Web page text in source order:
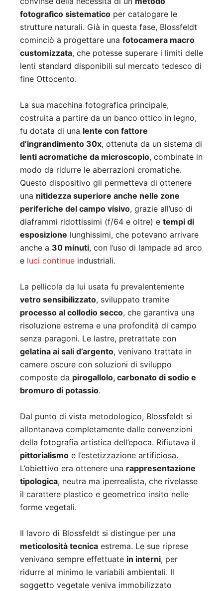
fotografico sistematico per catalogare le
strutture naturali. Già in questa fase, Blossfeldt
cominciò a progettare una fotocamera macro
customizzata, che potesse superare i limiti delle
lenti standard disponibili sul mercato tedesco di
fine Ottocento.
La sua macchina fotografica principale,
costruita a partire da un banco ottico in legno,
fu dotata di una lente con fattore
d’ingrandimento 30x, ottenuta da un sistema di
lenti acromatiche da microscopio, combinate in
modo da ridurre le aberrazioni cromatiche.
Questo dispositivo gli permetteva di ottenere
una nitidezza superiore anche nelle zone
periferiche del campo visivo, grazie all’uso di
diaframmi ridottissimi (f/64 e oltre) e tempi di
esposizione lunghissimi, che potevano arrivare
anche a 30 minuti, con l’uso di lampade ad arco
e luci continue industriali.
La pellicola da lui usata fu prevalentemente
vetro sensibilizzato, sviluppato tramite
processo al collodio secco, che garantiva una
risoluzione estrema e una profondità di campo
senza paragoni. Le lastre, pretrattate con
gelatina ai sali d’argento, venivano trattate in
camere oscure con soluzioni di sviluppo
composte da pirogallolo, carbonato di sodio e
bromuro di potassio.
Dal punto di vista metodologico, Blossfeldt si
allontanava completamente dalle convenzioni
della fotografia artistica dell’epoca. Rifiutava il
pittorialismo e l’estetizzazione artificiosa.
L’obiettivo era ottenere una rappresentazione
tipologica, neutra ma iperrealista, che rivelasse
il carattere plastico e geometrico insito nelle
forme vegetali.
Il lavoro di Blossfeldt si distingue per una
meticolosità tecnica estrema. Le sue riprese
venivano sempre effettuate in interni, per
ridurre al minimo le variabili ambientali. Il
soggetto vegetale veniva immobilizzato